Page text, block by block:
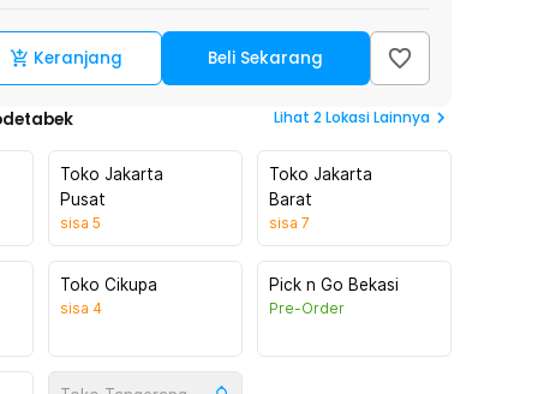
Keranjang Beli Sekarang
Lihat 2Lokasi Lainnya
Toko Jakarta
Pusat
sisa 5
Toko Jakarta
Barat
sisa 7
Toko Cikupa
sisa 4
Pick n Go Bekasi
Pre-Order